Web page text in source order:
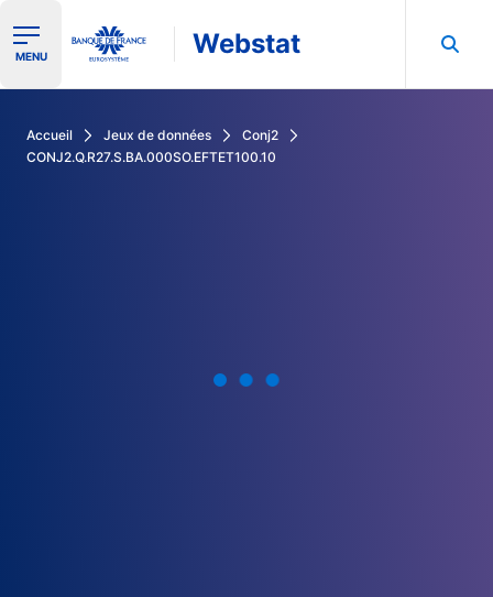
Ouvrir le menu de navigation
MENU Webstat
Accueil Jeux de données
Conj2
CONJ2.Q.R27.S.BA.000SO.EFTET100.10